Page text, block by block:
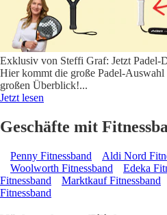
Exklusiv von Steffi Graf: Jetzt Padel-
Hier kommt die große Padel-
großen Überblick!...
Jetzt lesen
Geschäfte mit
Penny Fitnessband Aldi Nord
Woolworth Fitnessband
Edeka
Fitnessband
Marktkauf Fitnessband
Fitnessband